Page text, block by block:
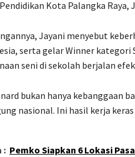
Kota Palangka
Jayani menyebut
serta gelar Winner kategori
seni di sekolah berjalan
bukan hanya kebanggaan
nasional. Ini hasil kerja
: Pemko Siapkan 6 Lokasi